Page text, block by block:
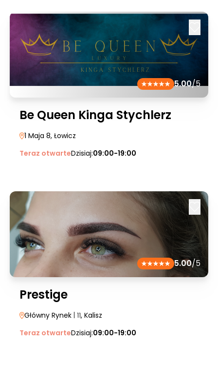
5.00/5
Be Queen Kinga Stychlerz
1 Maja 8, Łowicz
Teraz otwarteDzisiaj:09:00-19:00
5.00/5
Prestige
Główny Rynek | 11, Kalisz
Teraz otwarteDzisiaj:09:00-19:00